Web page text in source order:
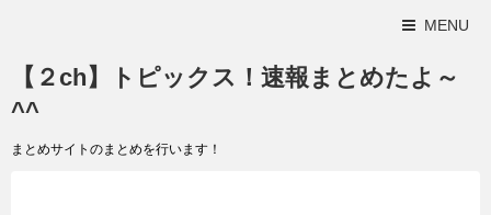
MENU
【２ch】トピックス！速報まとめたよ～
^^
まとめサイトのまとめを行います！